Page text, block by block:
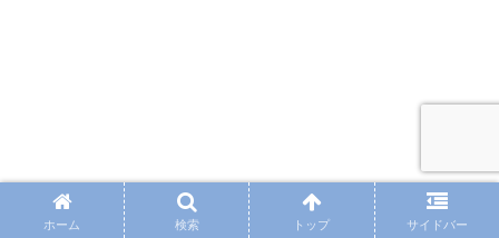
ホーム 検索 トップ サイドバー